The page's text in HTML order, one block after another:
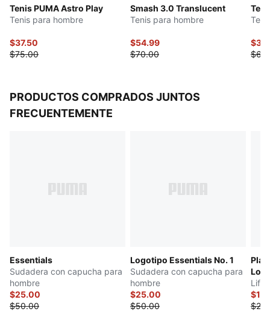
Tenis PUMA Astro Play
Tenis para hombre
$37.50
$75.00
Smash 3.0 Translucent
Tenis para hombre
$54.99
$70.00
PRODUCTOS COMPRADOS JUNTOS
FRECUENTEMENTE
Essentials
Sudadera con capucha para
hombre
$25.00
$50.00
Logotipo Essentials No. 1
Sudadera con capucha para
hombre
$25.00
$50.00